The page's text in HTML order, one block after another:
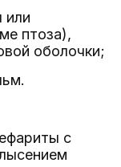
или
птоза),
оболочки;
с